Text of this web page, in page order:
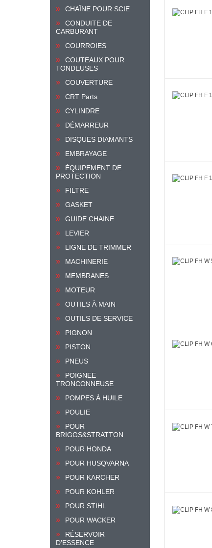
CHAÎNE POUR SCIE
CONDUITE DE
CARBURANT
COURROIES
COUTEAUX POUR
TONDEUSES
COUVERTURE
CRT Parts
CYLINDRE
DÉMARREUR
DISQUES DIAMANTS
EMBRAYAGE
ÉQUIPEMENT DE
PROTECTION
FILTRE
GASKET
GUIDE CHAINE
LEVIER
LIGNE DE TRIMMER
MACHINERIE
MEMBRANES
MOTEUR
OUTILS À MAIN
OUTILS DE SERVICE
PIGNON
PISTON
PNEUS
POIGNEE
TRONCONNEUSE
POMPES À HUILE
POULIE
POUR
BRIGGS&STRATTON
POUR HONDA
POUR HUSQVARNA
POUR KARCHER
POUR KOHLER
POUR STIHL
POUR WACKER
RÉSERVOIR
D'ESSENCE